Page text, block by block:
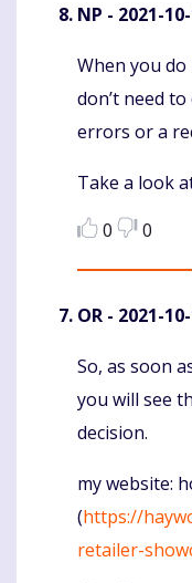
NP - 2021-
Komentaras
When you
don’t need
errors or a
Take a look
0
0
OR - 2021-
Komentaras
So, as soon
you will see
decision.
my website:
(https://
retailer-